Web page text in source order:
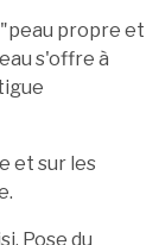
propre et
s'offre à
et sur les
Pose du